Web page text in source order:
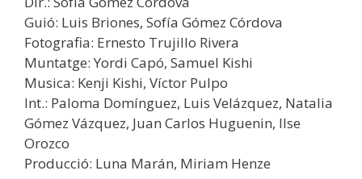
Guió: Luis Briones, Sofía Gómez Córdova
Fotografia: Ernesto Trujillo Rivera
Muntatge: Yordi Capó, Samuel Kishi
Musica: Kenji Kishi, Víctor Pulpo
Int.: Paloma Domínguez, Luis Velázquez, Natalia
Gómez Vázquez, Juan Carlos Huguenin, Ilse
Orozco
Producció: Luna Marán, Miriam Henze